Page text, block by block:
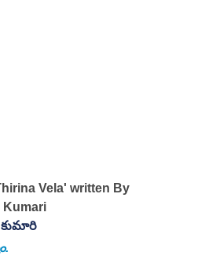
Vela' written By
Kumari
కుమారి